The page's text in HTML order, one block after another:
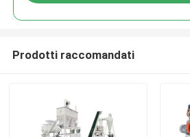
Prodotti raccomandati